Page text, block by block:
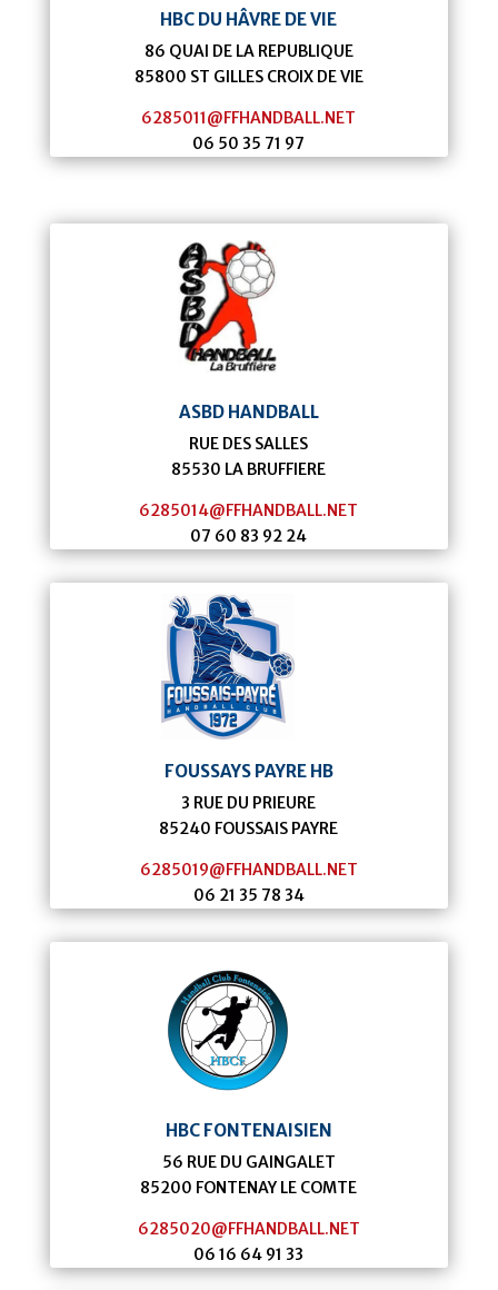
HBC DU HÂVRE DE VIE
86 QUAI DE LA REPUBLIQUE
85800 ST GILLES CROIX DE VIE
6285011@FFHANDBALL.NET
06 50 35 71 97
ASBD HANDBALL
RUE DES SALLES
85530 LA BRUFFIERE
6285014@FFHANDBALL.NET
07 60 83 92 24
FOUSSAYS PAYRE HB
3 RUE DU PRIEURE
85240 FOUSSAIS PAYRE
6285019@FFHANDBALL.NET
06 21 35 78 34
HBC FONTENAISIEN
56 RUE DU GAINGALET
85200 FONTENAY LE COMTE
6285020@FFHANDBALL.NET
06 16 64 91 33